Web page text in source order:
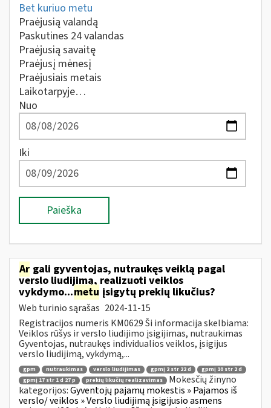
Bet kuriuo metu
Praėjusią valandą
Paskutines 24 valandas
Praėjusią savaitę
Praėjusį mėnesį
Praėjusiais metais
Laikotarpyje…
Nuo
Iki
Paieška
Ar gali gyventojas, nutraukęs veiklą pagal
verslo liudijimą, realizuoti veiklos
vykdymo...metu įsigytų prekių likučius?
Web turinio sąrašas 2024-11-15
Registracijos numeris KM0629 Ši informacija skelbiama:
Veiklos rūšys ir verslo liudijimo įsigijimas, nutraukimas
Gyventojas, nutraukęs individualios veiklos, įsigijus
verslo liudijimą, vykdymą,...
gpm nutraukimas verslo liudijimas gpmį 2 str 22 d
gpmį 10 str 2 d
gpmį 17 str 1 d 27 p
prekių likučių realizavimas
Mokesčių žinyno
kategorijos:Gyventojų pajamų mokestis » Pajamos iš
verslo/ veiklos » Verslo liudijimą įsigijusio asmens